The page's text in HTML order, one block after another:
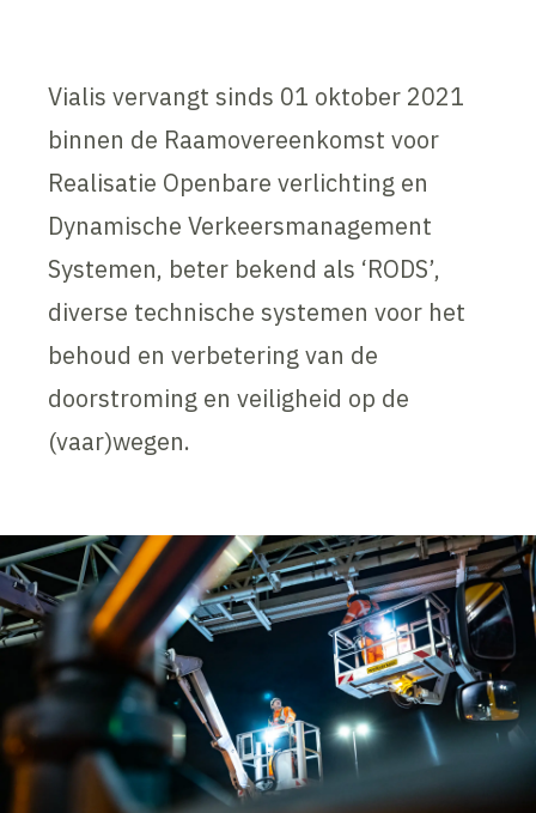
Vialis vervangt sinds 01 oktober 2021
binnen de Raamovereenkomst voor
Realisatie Openbare verlichting en
Dynamische Verkeersmanagement
Systemen, beter bekend als ‘RODS’,
diverse technische systemen voor het
behoud en verbetering van de
doorstroming en veiligheid op de
(vaar)wegen.